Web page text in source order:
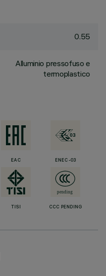
0.55
Alluminio pressofuso e
termoplastico
EAC ENEC-03
TISI CCC PENDING